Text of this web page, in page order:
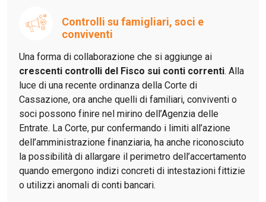
Controlli su famigliari, soci e
conviventi
Una forma di collaborazione che si aggiunge ai
crescenti controlli del Fisco sui conti correnti. Alla
luce di una recente ordinanza della Corte di
Cassazione, ora anche quelli di familiari, conviventi o
soci possono finire nel mirino dell’Agenzia delle
Entrate. La Corte, pur confermando i limiti all’azione
dell’amministrazione finanziaria, ha anche riconosciuto
la possibilità di allargare il perimetro dell’accertamento
quando emergono indizi concreti di intestazioni fittizie
o utilizzi anomali di conti bancari.